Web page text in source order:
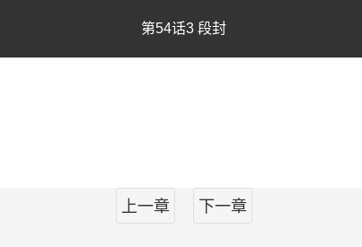
第54话3 段封
上一章 下一章